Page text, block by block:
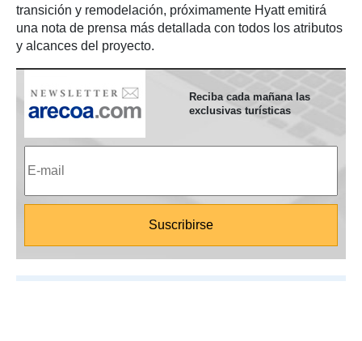
transición y remodelación, próximamente Hyatt emitirá
una nota de prensa más detallada con todos los atributos
y alcances del proyecto.
Reciba cada mañana las
exclusivas turísticas